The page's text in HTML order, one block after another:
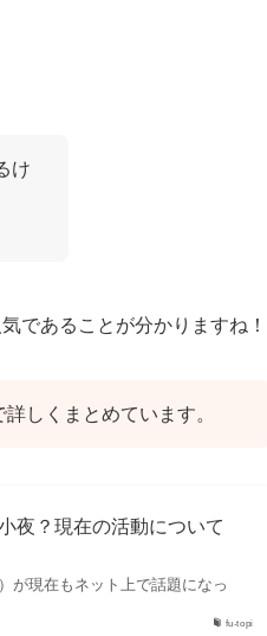
け
であることが分かりますね！
詳しくまとめています。
fu-topi
夜？現在の活動について
が現在もネット上で話題になっ